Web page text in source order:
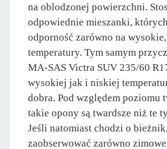
na oblodzonej powierzchni.
odpowiednie mieszanki,
odporność zarówno na
temperatury. Tym samym
MA-SAS Victra SUV 235/60
wysokiej jak i niskiej
dobra. Pod względem poziomu
takie opony są twardsze niż te
Jeśli natomiast chodzi o
zaobserwować zarówno